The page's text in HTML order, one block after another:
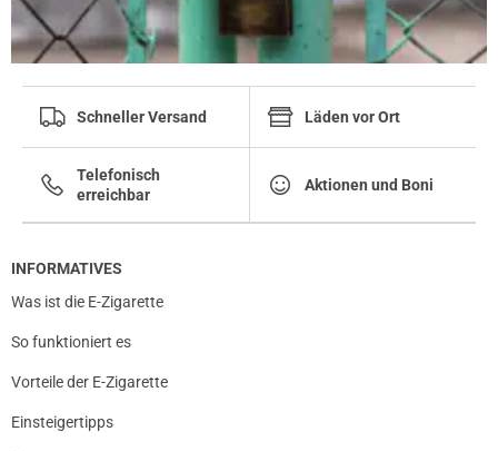
Schneller Versand Läden vor Ort
Telefonisch
erreichbar
Aktionen und Boni
INFORMATIVES
Was ist die E-Zigarette
So funktioniert es
Vorteile der E-Zigarette
Einsteigertipps